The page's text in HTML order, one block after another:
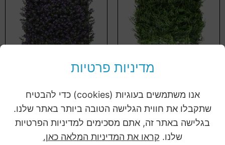
מדיניות פרטיות
אנו משתמשים בעוגיות (cookies) כדי להבטיח
שתקבלו את חווית הגלישה הטובה ביותר באתר שלנו.
בגלישה באתר זה, אתם מסכימים למדיניות הפרטיות
שלנו. קראו את המדיניות המלאה כאן.
שיזף ירוק HOLLY006 50/50
מידע נוסף מידע נוסף